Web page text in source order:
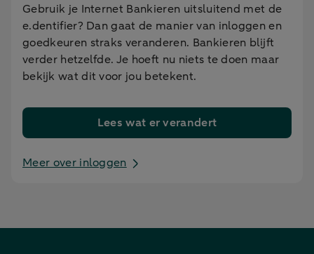
Gebruik je Internet Bankieren uitsluitend met de
e.dentifier? Dan gaat de manier van inloggen en
goedkeuren straks veranderen. Bankieren blijft
verder hetzelfde. Je hoeft nu niets te doen maar
bekijk wat dit voor jou betekent.
Lees wat er verandert
Meer over inloggen